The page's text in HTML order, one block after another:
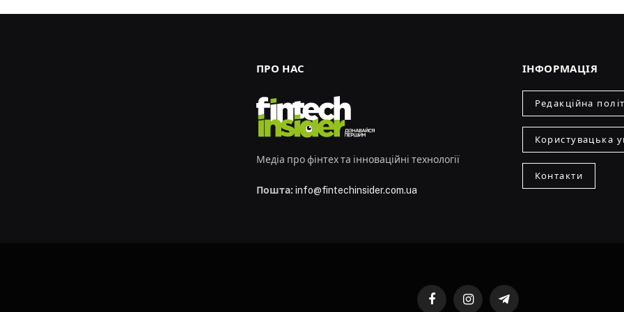
ПРО НАС
Медіа про фінтех та інноваційні технології
Пошта: info@fintechinsider.com.ua
ІНФОРМАЦІЯ
Редакційна
Користувацька
Контакти
FacebookInstagramTelegram